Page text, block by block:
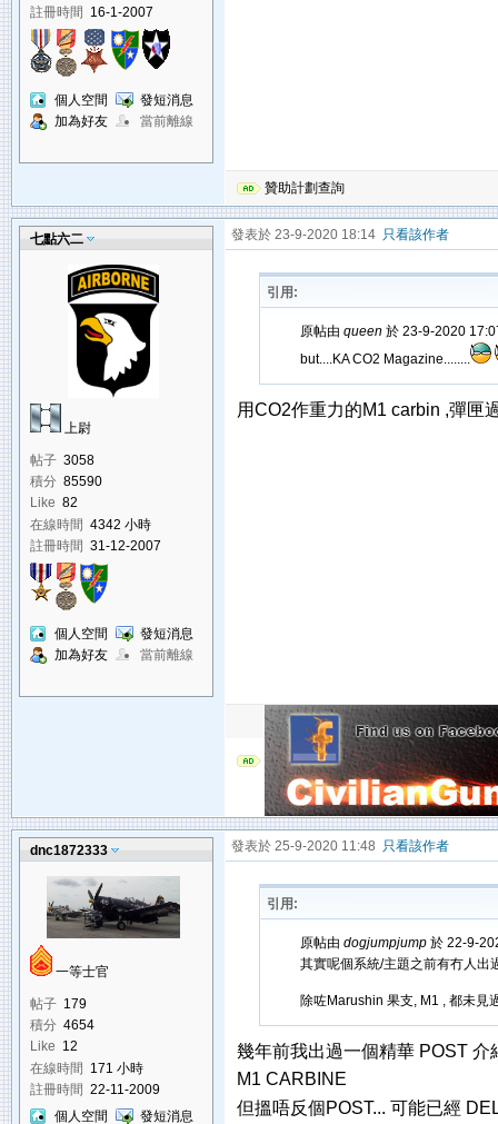
註冊時間 16-1-2007
個人空間
發短消息
加為好友
當前離線
贊助計劃查詢
七點六二
上尉
帖子 3058
積分 85590
Like 82
在線時間 4342 小時
註冊時間 31-12-2007
個人空間
發短消息
加為好友
當前離線
發表於 23-9-2020 18:14 只看該作者
引用:
原帖由 queen 於 23-9-2020
but....KA CO2 Magazine........
用CO2作重力的M1 carbin ,彈匣
dnc1872333
一等士官
帖子 179
積分 4654
Like 12
在線時間 171 小時
註冊時間 22-11-2009
個人空間
發短消息
發表於 25-9-2020 11:48 只看該作者
引用:
原帖由 dogjumpjump於 22-9-
其實呢個系統/主題之前有冇人出
除咗Marushin 果支, M1 , 都未見
幾年前我出過一個精華 POST
M1 CARBINE
但搵唔反個POST... 可能已經